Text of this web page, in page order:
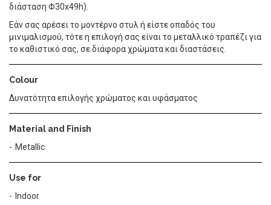
διάσταση Φ30x49h).
Εάν σας αρέσει το μοντέρνο στυλ ή είστε οπαδός του
μινιμαλισμού, τότε η επιλογή σας είναι το μεταλλικό τραπέζι για
το καθιστικό σας, σε διάφορα χρώματα και διαστάσεις.
Colour
Δυνατότητα επιλογής χρώματος και υφάσματος
Material and Finish
Metallic
Use for
Indoor